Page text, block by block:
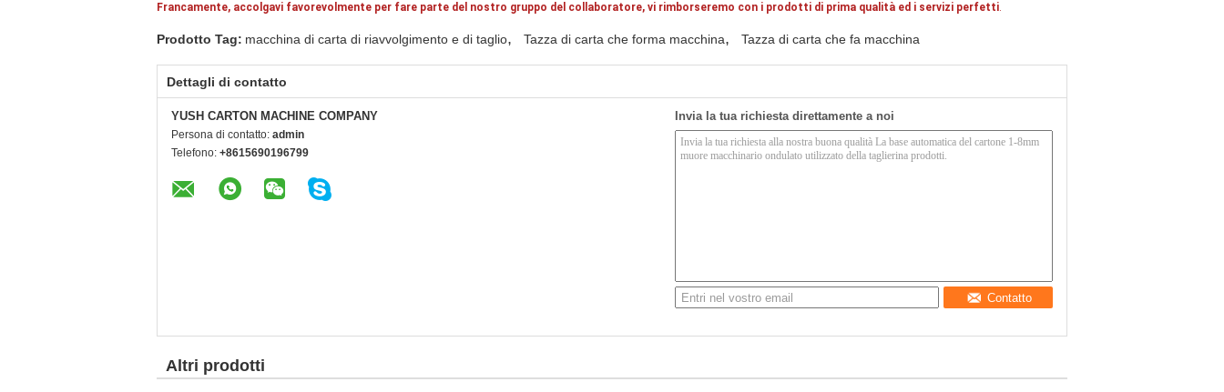
Francamente, accolgavi favorevolmente per fare parte del nostro gruppo del collaboratore, vi rimborseremo con i prodotti di prima qualità ed i servizi perfetti.
Prodotto Tag: macchina di carta di riavvolgimento e di taglio, Tazza di carta che forma macchina, Tazza di carta che fa macchina
Dettagli di contatto
YUSH CARTON MACHINE COMPANY
Persona di contatto: admin
Telefono: +8615690196799
Invia la tua richiesta direttamente a noi
Contatto
Altri prodotti